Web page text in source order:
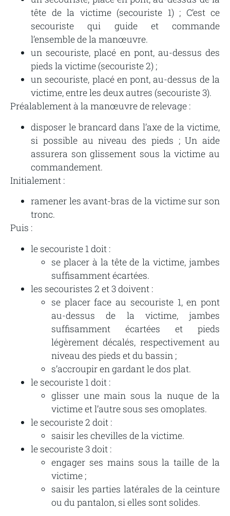
tête de la victime (secouriste 1) ; C’est ce
secouriste qui guide et commande
l’ensemble de la manœuvre.
un secouriste, placé en pont, au-dessus des
pieds la victime (secouriste 2) ;
un secouriste, placé en pont, au-dessus de la
victime, entre les deux autres (secouriste 3).
Préalablement à la manœuvre de relevage :
disposer le brancard dans l’axe de la victime,
si possible au niveau des pieds ; Un aide
assurera son glissement sous la victime au
commandement.
Initialement :
ramener les avant-bras de la victime sur son
tronc.
Puis :
le secouriste 1 doit :
se placer à la tête de la victime, jambes
suffisamment écartées.
les secouristes 2 et 3 doivent :
se placer face au secouriste 1, en pont
au-dessus de la victime, jambes
suffisamment écartées et pieds
légèrement décalés, respectivement au
niveau des pieds et du bassin ;
s’accroupir en gardant le dos plat.
le secouriste 1 doit :
glisser une main sous la nuque de la
victime et l’autre sous ses omoplates.
le secouriste 2 doit :
saisir les chevilles de la victime.
le secouriste 3 doit :
engager ses mains sous la taille de la
victime ;
saisir les parties latérales de la ceinture
ou du pantalon, si elles sont solides.